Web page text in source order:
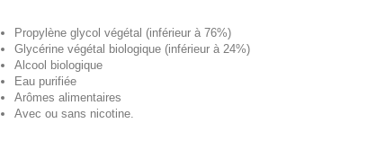
Propylène glycol végétal (inférieur à 76%)
Glycérine végétal biologique (inférieur à 24%)
Alcool biologique
Eau purifiée
Arômes alimentaires
Avec ou sans nicotine.